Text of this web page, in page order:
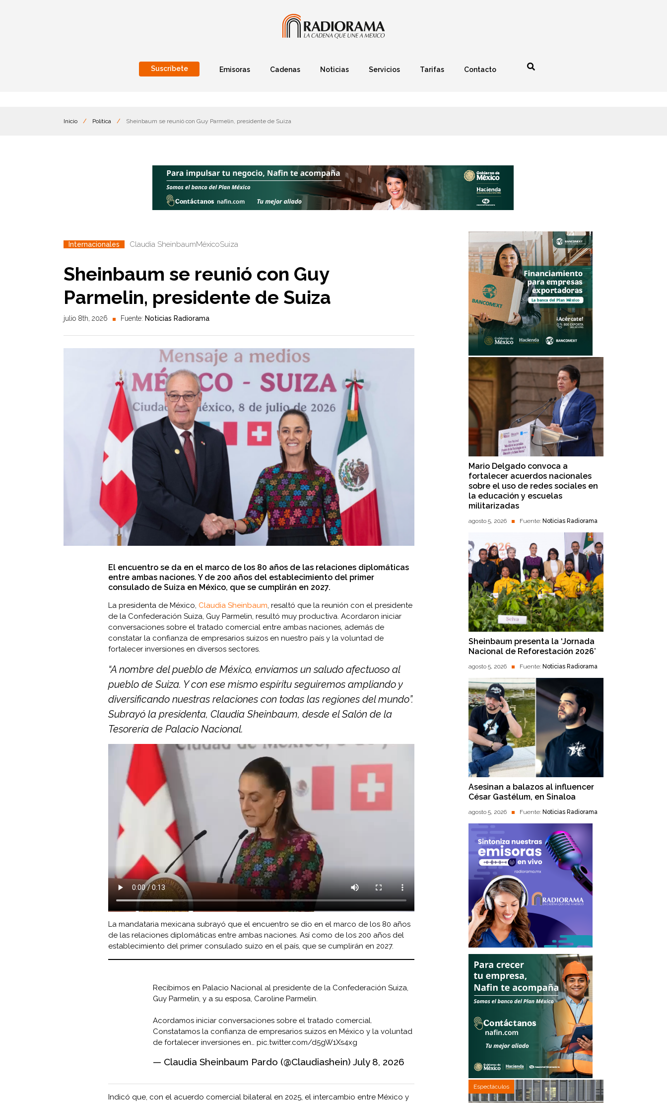
Suscríbete Emisoras Cadenas Noticias Servicios Tarifas Contacto
Inicio / Política / Sheinbaum se reunió con Guy Parmelin, presidente de Suiza
Internacionales Claudia SheinbaumMéxicoSuiza
Sheinbaum se reunió con Guy
Parmelin, presidente de Suiza
julio 8th, 2026 Fuente: Noticias Radiorama
El encuentro se da en el marco de los 80 años de las relaciones diplomáticas
entre ambas naciones. Y de 200 años del establecimiento del primer
consulado de Suiza en México, que se cumplirán en 2027.
La presidenta de México, Claudia Sheinbaum, resaltó que la reunión con el presidente
de la Confederación Suiza, Guy Parmelin, resultó muy productiva. Acordaron iniciar
conversaciones sobre el tratado comercial entre ambas naciones, además de
constatar la confianza de empresarios suizos en nuestro país y la voluntad de
fortalecer inversiones en diversos sectores.
“A nombre del pueblo de México, enviamos un saludo afectuoso al
pueblo de Suiza. Y con ese mismo espíritu seguiremos ampliando y
diversificando nuestras relaciones con todas las regiones del mundo”.
Subrayó la presidenta, Claudia Sheinbaum, desde el Salón de la
Tesorería de Palacio Nacional.
La mandataria mexicana subrayó que el encuentro se dio en el marco de los 80 años
de las relaciones diplomáticas entre ambas naciones. Así como de los 200 años del
establecimiento del primer consulado suizo en el país, que se cumplirán en 2027.
Recibimos en Palacio Nacional al presidente de la Confederación Suiza,
Guy Parmelin, y a su esposa, Caroline Parmelin.
Acordamos iniciar conversaciones sobre el tratado comercial.
Constatamos la confianza de empresarios suizos en México y la voluntad
de fortalecer inversiones en… pic.twitter.com/d5gW1Xs4xg
— Claudia Sheinbaum Pardo (@Claudiashein) July 8, 2026
Indicó que, con el acuerdo comercial bilateral en 2025, el intercambio entre México y
Mario Delgado convoca a
fortalecer acuerdos nacionales
sobre el uso de redes sociales en
la educación y escuelas
militarizadas
agosto 5, 2026 Fuente: Noticias Radiorama
Sheinbaum presenta la ‘Jornada
Nacional de Reforestación 2026’
agosto 5, 2026 Fuente: Noticias Radiorama
Asesinan a balazos al influencer
César Gastélum, en Sinaloa
agosto 5, 2026 Fuente: Noticias Radiorama
Espectáculos